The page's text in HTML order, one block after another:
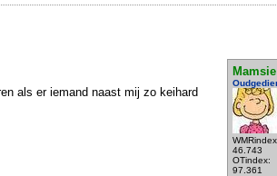
Mamsie
46.743
OTindex:
97.361
als er iemand naast mij zo keihard